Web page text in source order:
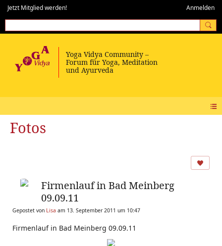
Jetzt Mitglied werden! Anmelden
Fotos
Firmenlauf in Bad Meinberg
09.09.11
Gepostet von Lisa am 13. September 2011 um 10:47
Firmenlauf in Bad Meinberg 09.09.11